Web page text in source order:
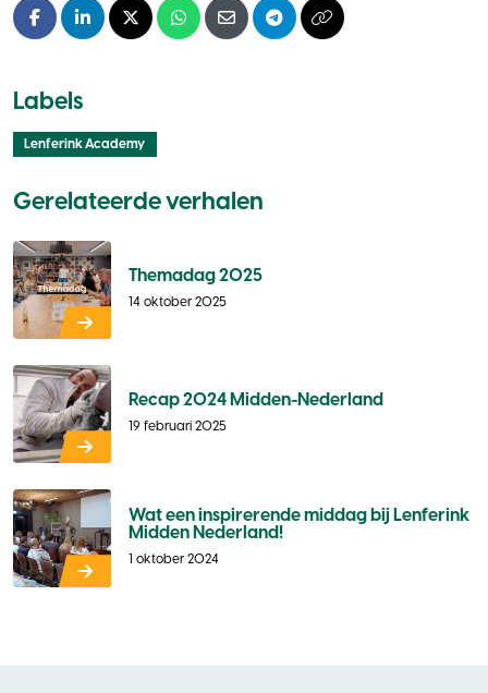
Facebook
LinkedInX - TwitterWhatsapp
E-mailTelegramKopieer naar
Labels
Lenferink Academy
Gerelateerde verhalen
Themadag 2025
14 oktober 2025
Recap 2024 Midden-Nederland
19 februari 2025
Wat een inspirerende middag bij Lenferink
Midden Nederland!
1 oktober 2024